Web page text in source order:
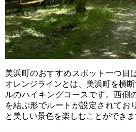
美浜町のおすすめスポット一つ目
オレンジラインとは、美浜町を横
ルのハイキングコースです。西側
を結ぶ形でルートが設定されてお
と美しい景色を楽しむことができま